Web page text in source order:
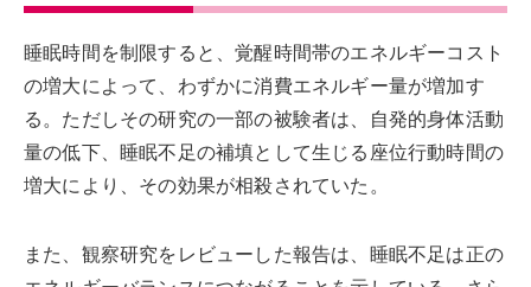
睡眠時間を制限すると、覚醒時間帯のエネルギーコスト
の増大によって、わずかに消費エネルギー量が増加す
る。ただしその研究の一部の被験者は、自発的身体活動
量の低下、睡眠不足の補填として生じる座位行動時間の
増大により、その効果が相殺されていた。
また、観察研究をレビューした報告は、睡眠不足は正の